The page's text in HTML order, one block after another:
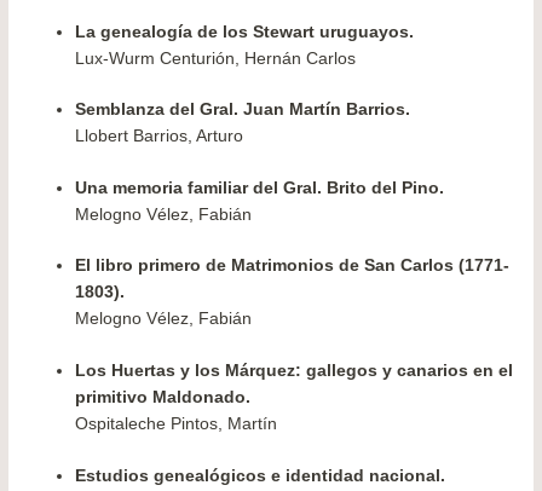
La genealogía de los Stewart uruguayos.
Lux-Wurm Centurión, Hernán Carlos
Semblanza del Gral. Juan Martín Barrios.
Llobert Barrios, Arturo
Una memoria familiar del Gral. Brito del Pino.
Melogno Vélez, Fabián
El libro primero de Matrimonios de San Carlos (1771-
1803).
Melogno Vélez, Fabián
Los Huertas y los Márquez: gallegos y canarios en el
primitivo Maldonado.
Ospitaleche Pintos, Martín
Estudios genealógicos e identidad nacional.